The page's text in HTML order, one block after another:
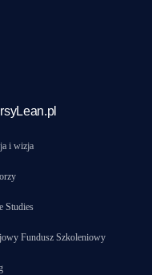
i wizja
Studies
Fundusz Szkoleniowy